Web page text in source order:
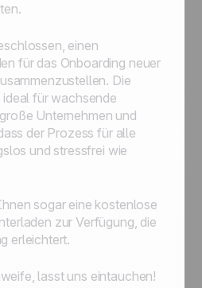
einen
für das Onboarding neuer
Die
für wachsende
Unternehmen und
der Prozess für alle
und stressfrei wie
sogar eine kostenlose
zur Verfügung, die
erleichtert.
lasst uns eintauchen!